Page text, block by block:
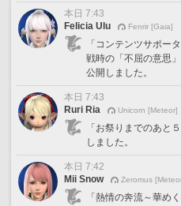
本日 7:43
Felicia Ulu
Fenrir [Gaia]
「コンテンツサポー
戦時の「不屈の意思
公開しました。
本日 7:43
Ruri Ria
Unicorn [Meteor]
「お祭りまでのあと
しました。
本日 7:42
Mii Snow
Zeromus
「熱情の奔流～華め